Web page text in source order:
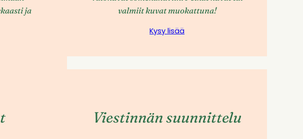
ja
valmiit kuvat muokattuna!
Kysy lisää
Viestinnän suunnittelu